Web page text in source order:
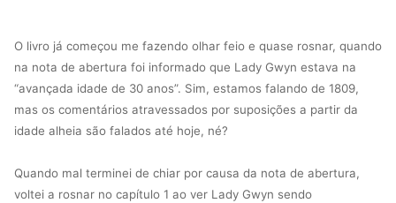
O livro já começou me fazendo olhar feio e quase rosnar, quando
na nota de abertura foi informado que Lady Gwyn estava na
“avançada idade de 30 anos”. Sim, estamos falando de 1809,
mas os comentários atravessados por suposições a partir da
idade alheia são falados até hoje, né?
Quando mal terminei de chiar por causa da nota de abertura,
voltei a rosnar no capítulo 1 ao ver Lady Gwyn sendo